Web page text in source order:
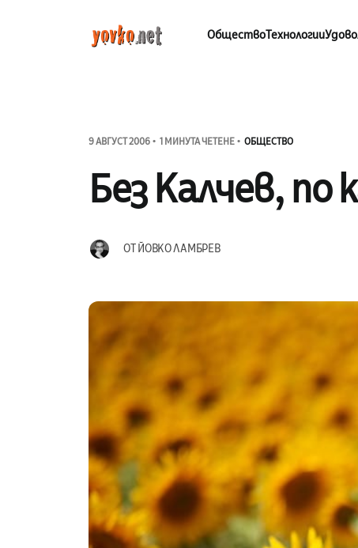
ОбществоТехнологии
9 АВГУСТ 2006 1 МИНУТА ЧЕТЕНЕ ОБЩЕСТВО
Без Калчев, по
ОТЙОВКО ЛАМБРЕВ